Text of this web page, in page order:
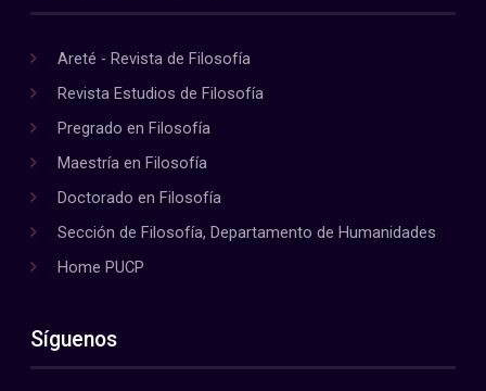
Areté - Revista de Filosofía
Revista Estudios de Filosofía
Pregrado en Filosofía
Maestría en Filosofía
Doctorado en Filosofía
Sección de Filosofía, Departamento de Humanidades
Home PUCP
Síguenos